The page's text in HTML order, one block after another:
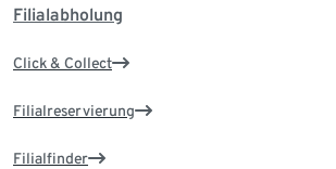
Filialabholung
Click & Collect
Filialreservierung
Filialfinder